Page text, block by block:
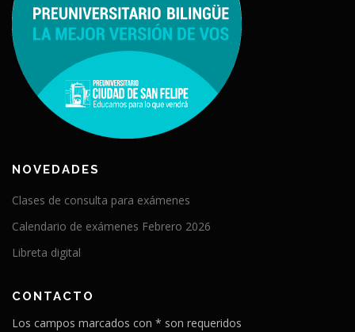
NOVEDADES
Clases de consulta para exámenes
Calendario de exámenes Febrero 2026
Libreta digital
CONTACTO
Los campos marcados con * son requeridos